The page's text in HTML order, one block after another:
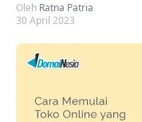
Oleh Ratna Patria
30 April 2023